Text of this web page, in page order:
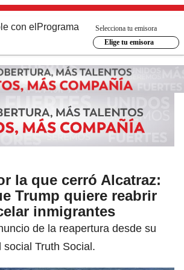
con el Programa
Selecciona tu emisora
Elige tu emisora
la que cerró Alcatraz:
Trump quiere reabrir
inmigrantes
de la reapertura desde su
Truth Social.